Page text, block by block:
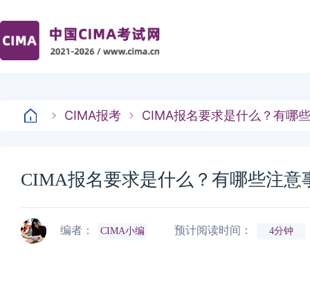
CIMA报考 CIMA报名要求是什么？有哪
CIMA报名要求是什么？有哪些注意
编者： CIMA小编 预计阅读时间： 4分钟